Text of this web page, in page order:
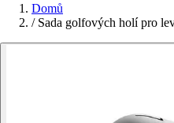
Domů
/ Sada golfových holí pro